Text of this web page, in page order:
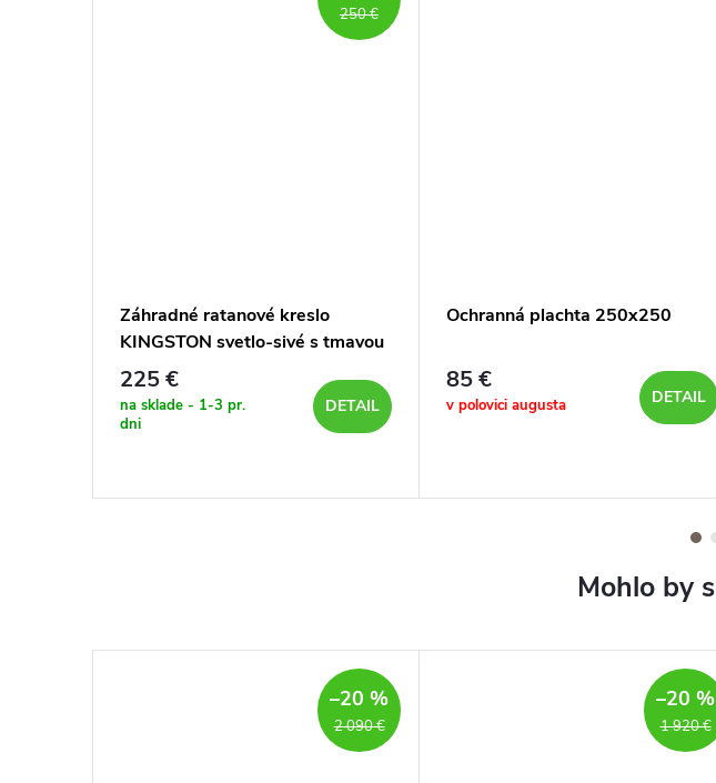
250 €
Záhradné ratanové kreslo
KINGSTON svetlo-sivé s tmavou
poduškou
225 €
na sklade - 1-3 pr.
dni
DETAIL
Ochranná plachta 250x250
85 €
v polovici augusta DETAIL
2 090 €
–20 %
1 920 €
–20 %